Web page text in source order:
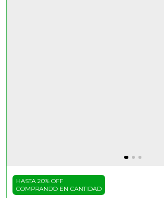
HASTA 20% OFF
COMPRANDO EN CANTIDAD